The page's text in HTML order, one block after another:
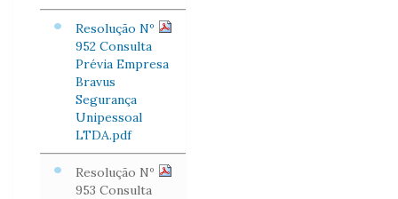
Resolução Nº
952 Consulta
Prévia Empresa
Bravus
Segurança
Unipessoal
LTDA.pdf
Resolução Nº
953 Consulta